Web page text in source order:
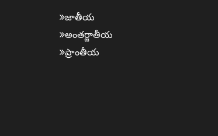
జాతీయ
అంత‌ర్జాతీయ
ప్రాంతీయ‌